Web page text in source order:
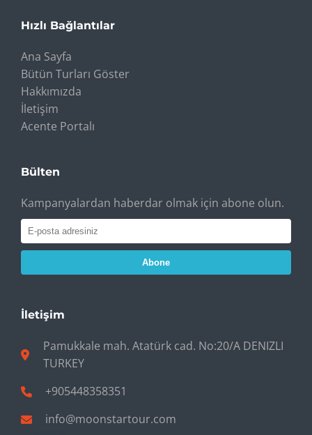
Hızlı Bağlantılar
Ana Sayfa
Bütün Turları Göster
Hakkımızda
İletişim
Acente Portalı
Bülten
Kampanyalardan haberdar olmak için abone olun.
Abone
İletişim
Pamukkale mah. Atatürk cad. No:20/A DENIZLI
TURKEY
+905448358351
info@moonstartour.com